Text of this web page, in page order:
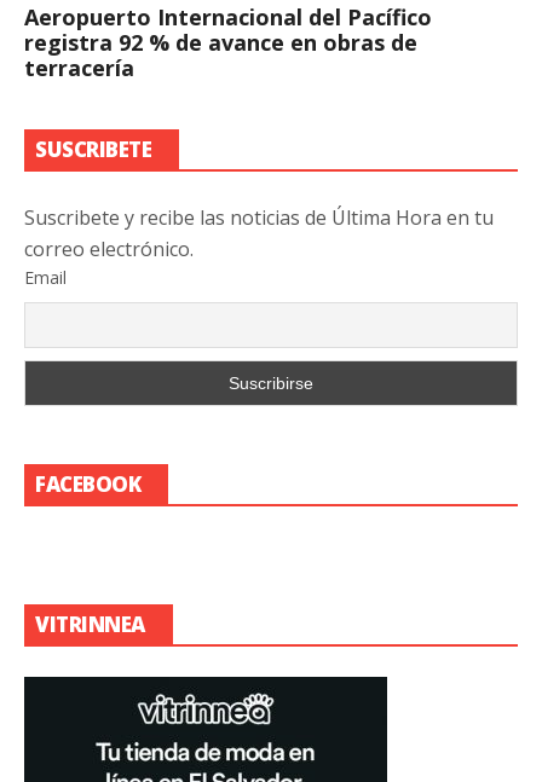
Aeropuerto Internacional del Pacífico
registra 92 % de avance en obras de
terracería
SUSCRIBETE
Suscribete y recibe las noticias de Última Hora en tu
correo electrónico.
Email
FACEBOOK
VITRINNEA